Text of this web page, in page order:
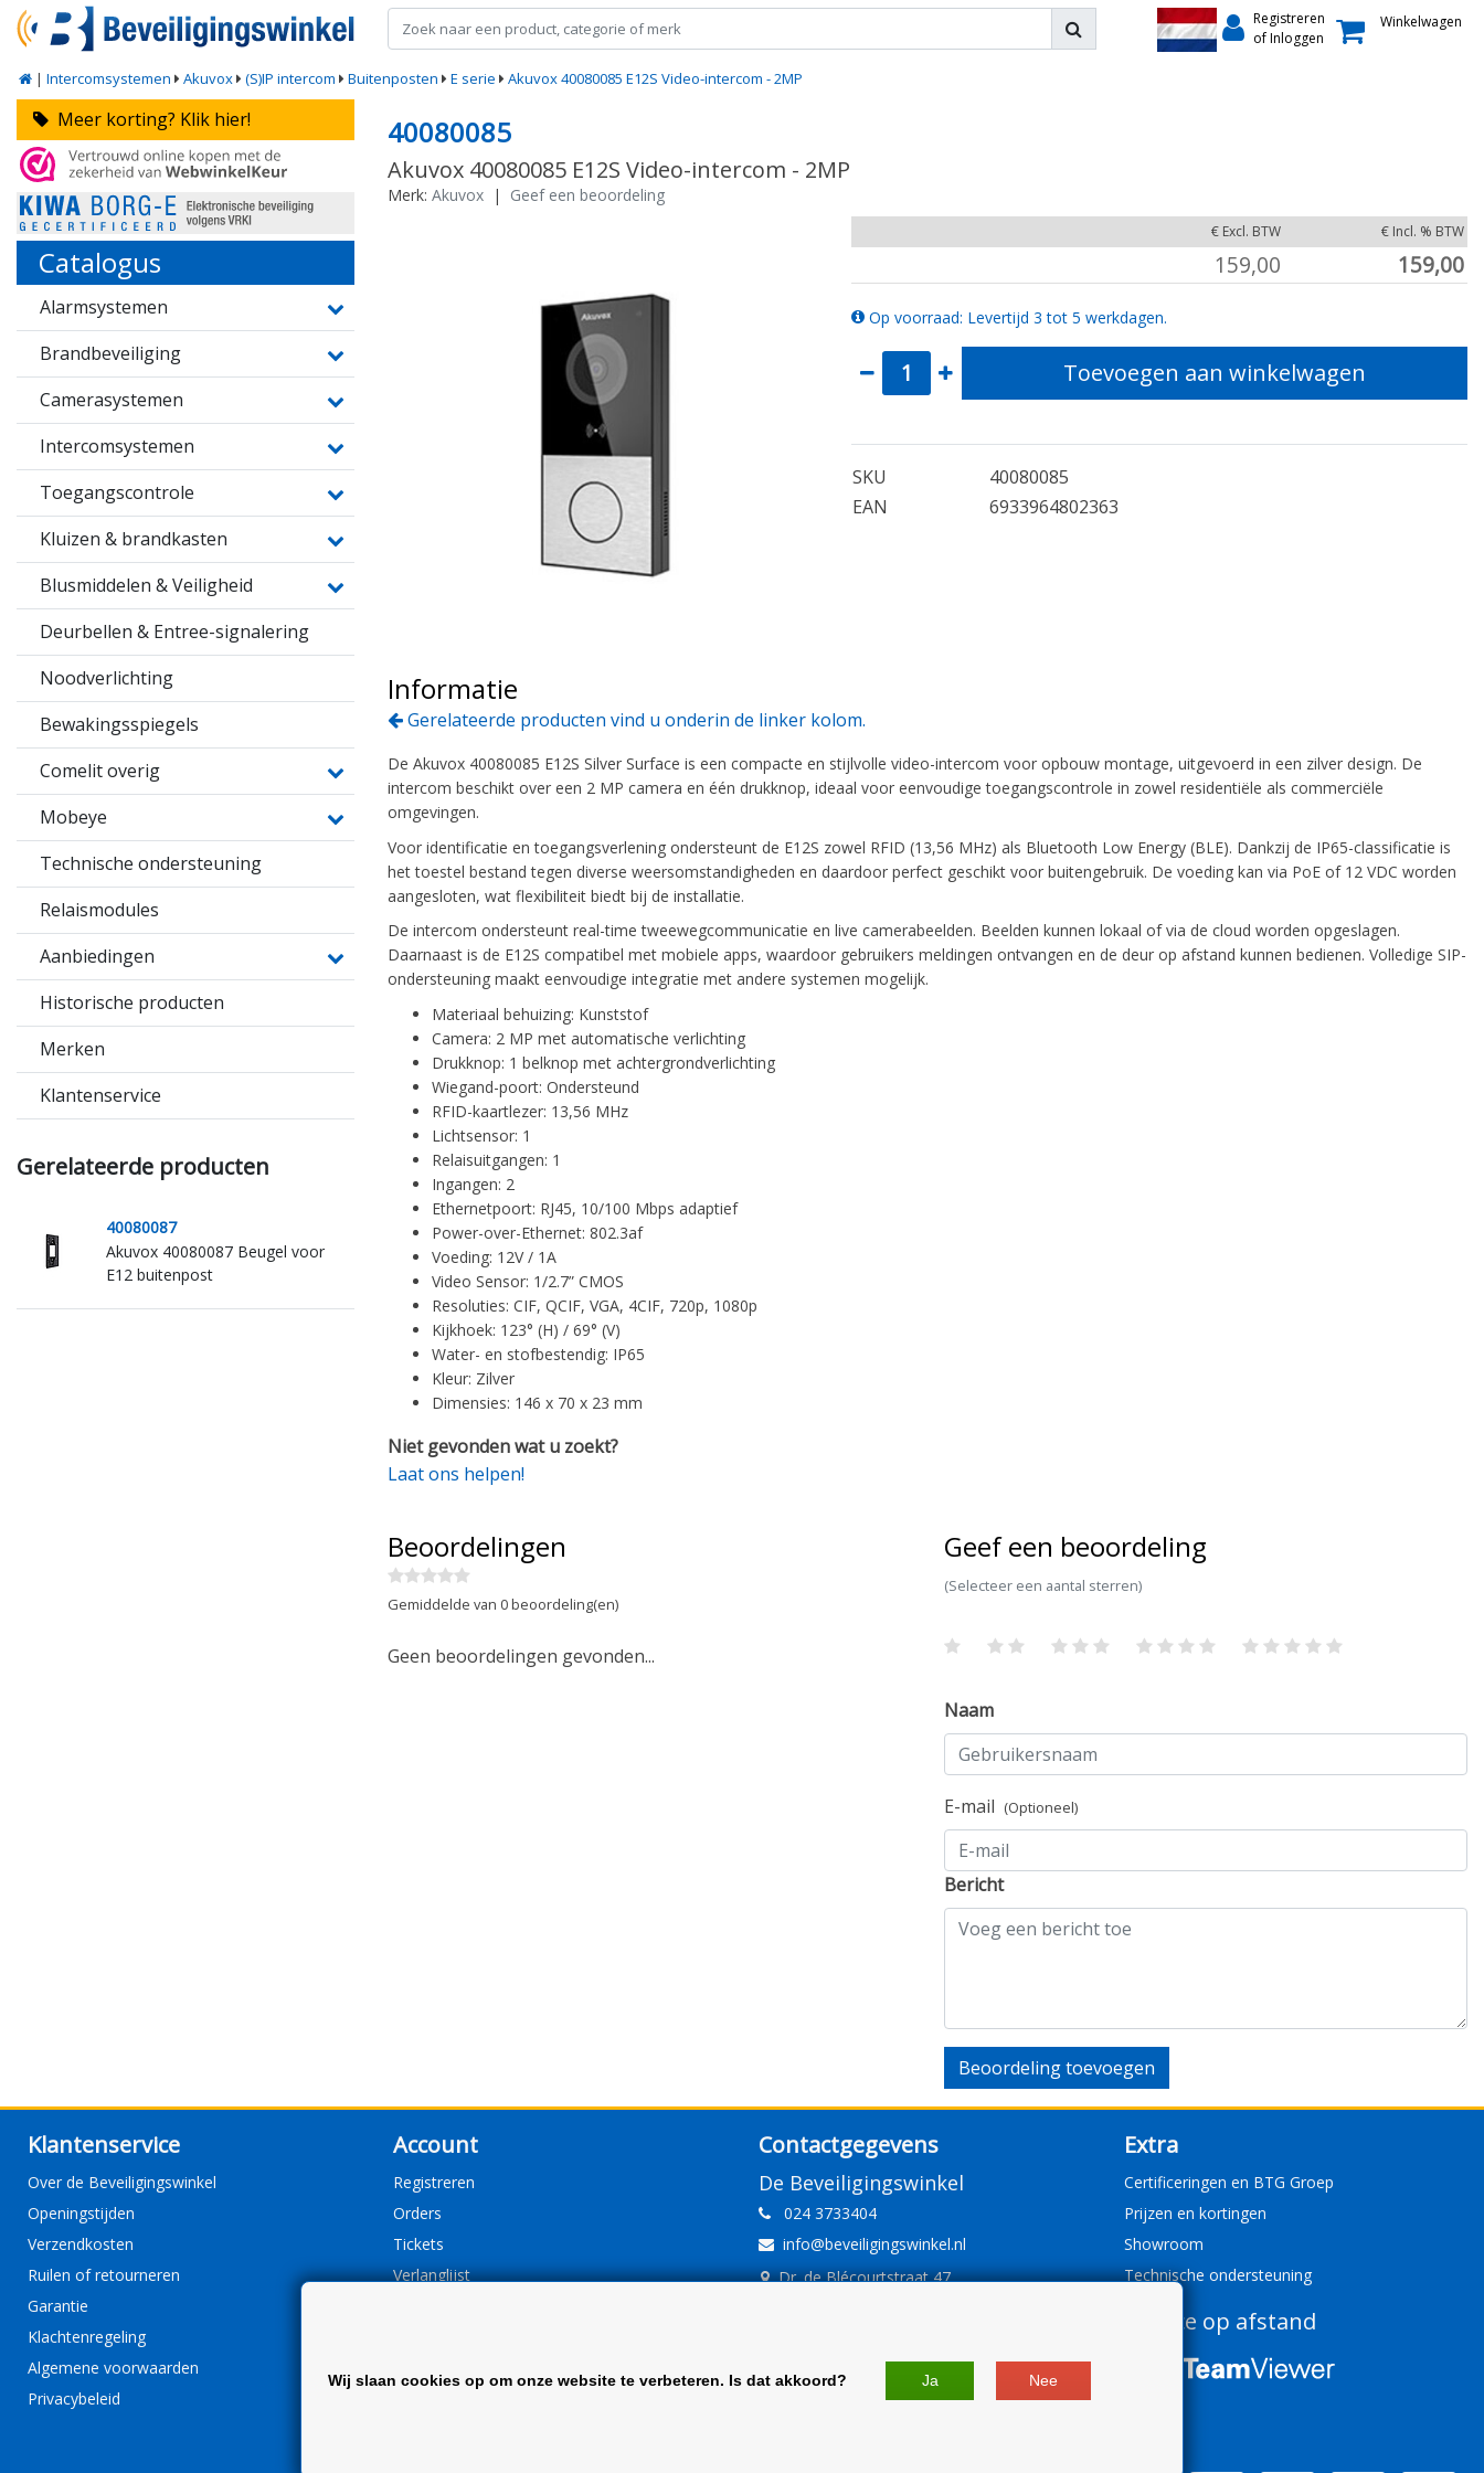
Registreren
of Inloggen
Winkelwagen
| Intercomsystemen Akuvox (S)IP intercom Buitenposten E serie Akuvox 40080085 E12S Video-intercom - 2MP
Meer korting? Klik hier!
Catalogus
Alarmsystemen
Brandbeveiliging
Camerasystemen
Intercomsystemen
Toegangscontrole
Kluizen & brandkasten
Blusmiddelen & Veiligheid
Deurbellen & Entree-signalering
Noodverlichting
Bewakingsspiegels
Comelit overig
Mobeye
Technische ondersteuning
Relaismodules
Aanbiedingen
Historische producten
Merken
Klantenservice
Gerelateerde producten
40080087
Akuvox 40080087 Beugel voor
E12 buitenpost
40080085
Akuvox 40080085 E12S Video-intercom - 2MP
Merk: Akuvox | Geef een beoordeling
€ Excl. BTW € Incl. % BTW
159,00 159,00
Op voorraad: Levertijd 3 tot 5 werkdagen.
Toevoegen aan winkelwagen
SKU
40080085
EAN
6933964802363
Informatie
Gerelateerde producten vind u onderin de linker kolom.
De Akuvox 40080085 E12S Silver Surface is een compacte en stijlvolle video-intercom voor opbouw montage, uitgevoerd in een zilver design. De
intercom beschikt over een 2 MP camera en één drukknop, ideaal voor eenvoudige toegangscontrole in zowel residentiële als commerciële
omgevingen.
Voor identificatie en toegangsverlening ondersteunt de E12S zowel RFID (13,56 MHz) als Bluetooth Low Energy (BLE). Dankzij de IP65-classificatie is
het toestel bestand tegen diverse weersomstandigheden en daardoor perfect geschikt voor buitengebruik. De voeding kan via PoE of 12 VDC worden
aangesloten, wat flexibiliteit biedt bij de installatie.
De intercom ondersteunt real-time tweewegcommunicatie en live camerabeelden. Beelden kunnen lokaal of via de cloud worden opgeslagen.
Daarnaast is de E12S compatibel met mobiele apps, waardoor gebruikers meldingen ontvangen en de deur op afstand kunnen bedienen. Volledige SIP-
ondersteuning maakt eenvoudige integratie met andere systemen mogelijk.
Materiaal behuizing: Kunststof
Camera: 2 MP met automatische verlichting
Drukknop: 1 belknop met achtergrondverlichting
Wiegand-poort: Ondersteund
RFID-kaartlezer: 13,56 MHz
Lichtsensor: 1
Relaisuitgangen: 1
Ingangen: 2
Ethernetpoort: RJ45, 10/100 Mbps adaptief
Power-over-Ethernet: 802.3af
Voeding: 12V / 1A
Video Sensor: 1/2.7” CMOS
Resoluties: CIF, QCIF, VGA, 4CIF, 720p, 1080p
Kijkhoek: 123° (H) / 69° (V)
Water- en stofbestendig: IP65
Kleur: Zilver
Dimensies: 146 x 70 x 23 mm
Niet gevonden wat u zoekt?
Laat ons helpen!
Beoordelingen
Gemiddelde van 0 beoordeling(en)
Geen beoordelingen gevonden...
Geef een beoordeling
(Selecteer een aantal sterren)
Naam
E-mail (Optioneel)
Bericht
Beoordeling toevoegen
Klantenservice
Over de Beveiligingswinkel
Openingstijden
Verzendkosten
Ruilen of retourneren
Garantie
Klachtenregeling
Algemene voorwaarden
Privacybeleid
Account
Registreren
Orders
Tickets
Verlanglijst
Contactgegevens
De Beveiligingswinkel
024 3733404
info@beveiligingswinkel.nl
Dr. de Blécourtstraat 47
BTW: NL 81.60.68.707.B01
Extra
Certificeringen en BTG Groep
Prijzen en kortingen
Showroom
Technische ondersteuning
Service op afstand
Wij slaan cookies op om onze website te verbeteren. Is dat akkoord? Ja Nee